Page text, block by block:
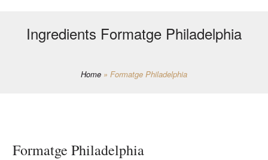
Ingredients Formatge Philadelphia
Home » Formatge Philadelphia
Formatge Philadelphia